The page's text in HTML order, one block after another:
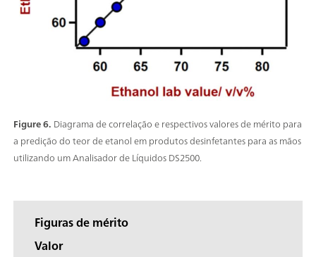
Figure 6. Diagrama de correlação e respectivos valores de mérito para
a predição do teor de etanol em produtos desinfetantes para as mãos
utilizando um Analisador de Líquidos DS2500.
Figuras de mérito
Valor